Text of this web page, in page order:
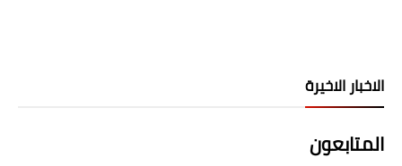
الاخبار الاخيرة
المتابعون